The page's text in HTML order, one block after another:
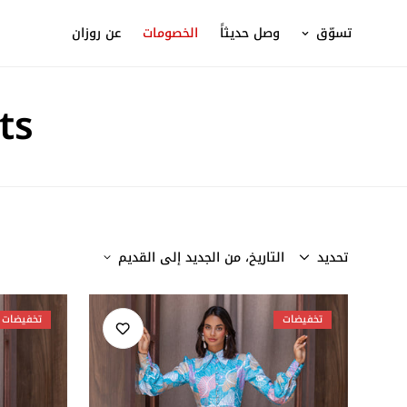
تسوّق وصل حديثاً الخصومات عن روزان
تحديد التاريخ، من الجديد إلى القديم
تخفيضات تخفيضات